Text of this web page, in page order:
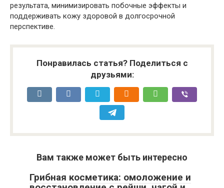
результата, минимизировать побочные эффекты и
поддерживать кожу здоровой в долгосрочной
перспективе.
Понравилась статья? Поделиться с
друзьями:
Вам также может быть интересно
Грибная косметика: омоложение и